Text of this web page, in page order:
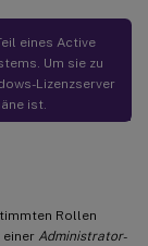
eines Active
Um sie zu
Lizenzserver
ist.
Rollen
einer Administrator-